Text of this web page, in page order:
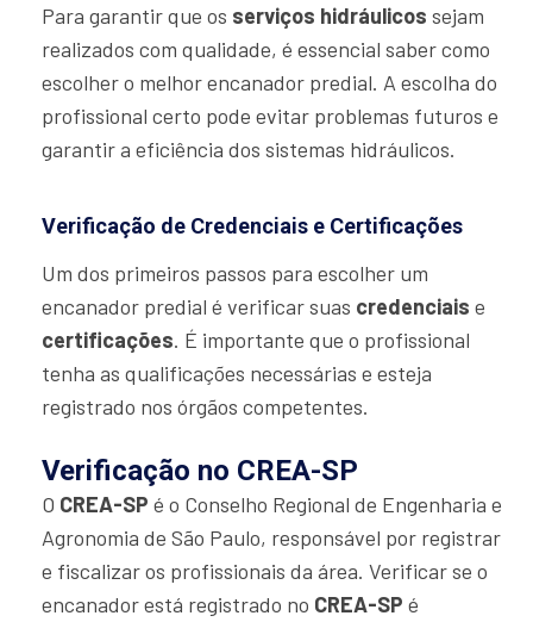
Para garantir que os serviços hidráulicos sejam
realizados com qualidade, é essencial saber como
escolher o melhor encanador predial. A escolha do
profissional certo pode evitar problemas futuros e
garantir a eficiência dos sistemas hidráulicos.
Verificação de Credenciais e Certificações
Um dos primeiros passos para escolher um
encanador predial é verificar suas credenciais e
certificações. É importante que o profissional
tenha as qualificações necessárias e esteja
registrado nos órgãos competentes.
Verificação no CREA-SP
O CREA-SP é o Conselho Regional de Engenharia e
Agronomia de São Paulo, responsável por registrar
e fiscalizar os profissionais da área. Verificar se o
encanador está registrado no CREA-SP é